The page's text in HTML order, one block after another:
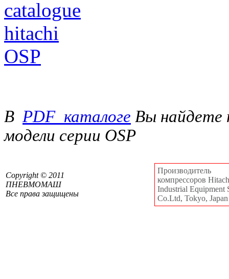
В PDF_каталоге Вы найдете
модели серии OSP
Сopyright © 2011
ПНЕВМОМАШ
Все права защищены
Производитель
компрессоров
Industrial Equipment
Co.Ltd, Tokyo, Japan